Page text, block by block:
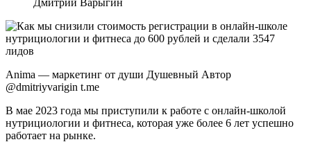
Anima — маркетинг от души Душевный Автор
@dmitriyvarigin t.me
В мае 2023 года мы приступили к работе с онлайн-школой
нутрициологии и фитнеса, которая уже более 6 лет успешно
работает на рынке.